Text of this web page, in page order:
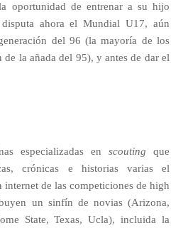
oportunidad de entrenar a su hijo
ahora el Mundial U17, aún
del 96 (la mayoría de los
de la añada del 95), y antes de dar el
especializadas en scouting que
crónicas e historias varias el
de las competiciones de high
un sinfín de novias (Arizona,
State, Texas, Ucla), incluida la